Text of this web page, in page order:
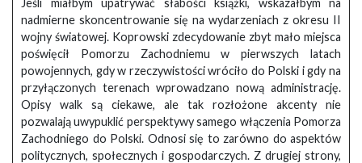
nadmierne skoncentrowanie się na wydarzeniach z okresu II
wojny światowej. Koprowski zdecydowanie zbyt mało miejsca
poświęcił Pomorzu Zachodniemu w pierwszych latach
powojennych, gdy w rzeczywistości wróciło do Polski i gdy na
przyłączonych terenach wprowadzano nową administrację.
Opisy walk są ciekawe, ale tak rozłożone akcenty nie
pozwalają uwypuklić perspektywy samego włączenia Pomorza
Zachodniego do Polski. Odnosi się to zarówno do aspektów
politycznych, społecznych i gospodarczych. Z drugiej strony,